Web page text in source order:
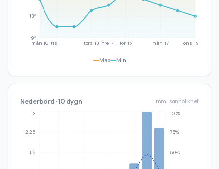
mån 10 tis 11 tors 13 fre 14 lör 15 mån 17 ons 19
9°
13°
Max Min
Nederbörd · 10 dygn mm · sannolikhet
1.5
2.25
3
50%
75%
100%